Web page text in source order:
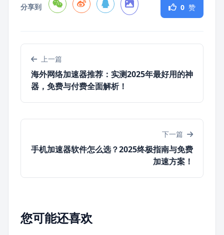
分享到 0 赞
上一篇
海外网络加速器推荐：实测2025年最好用的神
器，免费与付费全面解析！
下一篇
手机加速器软件怎么选？2025终极指南与免费
加速方案！
您可能还喜欢